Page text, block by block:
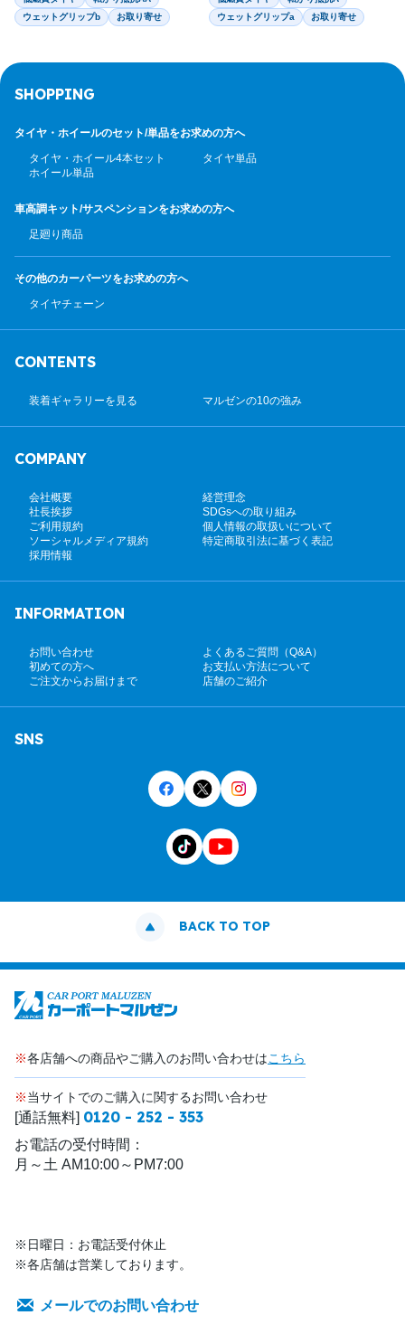
ウェットグリップb
お取り寄せ
ウェットグリップa
お取り寄せ
SHOPPING
タイヤ・ホイールのセット/単品をお求めの方へ
タイヤ・ホイール4本セット
タイヤ単品
ホイール単品
車高調キット/サスペンションをお求めの方へ
足廻り商品
その他のカーパーツをお求めの方へ
タイヤチェーン
CONTENTS
装着ギャラリーを見る マルゼンの10の強み
COMPANY
会社概要
経営理念
社長挨拶
SDGsへの取り組み
ご利用規約
個人情報の取扱いについて
ソーシャルメディア規約
特定商取引法に基づく表記
採用情報
INFORMATION
お問い合わせ
よくあるご質問（Q&A）
初めての方へ
お支払い方法について
ご注文からお届けまで
店舗のご紹介
SNS
BACK TO TOP
※各店舗への商品やご購入のお問い合わせはこちら
※当サイトでのご購入に関するお問い合わせ
[通話無料] 0120 - 252 - 353
お電話の受付時間：
月～土 AM10:00～PM7:00
※日曜日：お電話受付休止
※各店舗は営業しております。
メールでのお問い合わせ